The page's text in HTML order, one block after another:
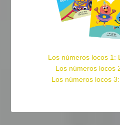
Los números locos 1:
Los números locos
Los números locos